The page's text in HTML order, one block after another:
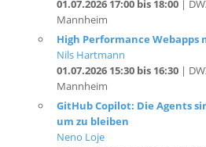
High Performance Webapps
Nils Hartmann
01.07.2026 15:30 bis 16:30|
Mannheim
GitHub Copilot: Die Agents
um zu bleiben
Neno Loje
01.07.2026 14:15 bis 15:15
Mannheim